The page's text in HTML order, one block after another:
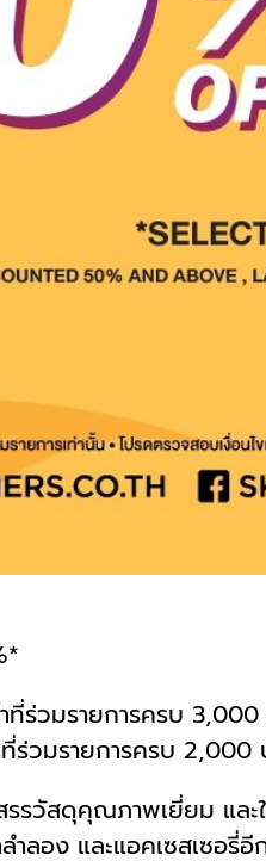
วมรายการครบ 3,000
วมรายการครบ 2,000
รวัสดุคุณภาพเยี่ยม แล
ำลอง และแอคเซสเซอรี่